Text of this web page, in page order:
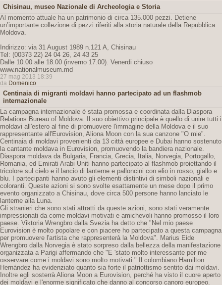
Chisinau, museo Nazionale di Archeologia e Storia
Al momento attuale ha un patrimonio di circa 135.000 pezzi. Detiene
un’importante collezione di pezzi riferiti alla storia naturale della Repubblica
Moldova.
Indirizzo: via 31 August 1989 n.121 A, Chisinau
Tel: (00373 22) 24 04 26, 24 43 25
Dalle 10.00 alle 18.00 (inverno 17.00). Venerdi chiuso
www.nationalmuseum.md
27 mag 2013 18:39
da Domenico
Centinaia di migranti moldavi hanno partecipato ad un flashmob
internazionale
La campagna internazionale è stata promossa e coordinata dalla Diaspora
Relations Bureau of Moldova. Il suo obiettivo principale è quello di unire tutti i
moldavi all'estero al fine di promuovere l'immagine della Moldova e il suo
rappresentante all'Eurovision, Aliona Moon con la sua canzone "O mie".
Centinaia di moldavi provenienti da 13 città europee e Dubai hanno sostenuto
la cantante moldava in Eurovision, promuovendo la bandiera nazionale.
Diaspora moldava da Bulgaria, Francia, Grecia, Italia, Norvegia, Portogallo,
Romania, ed Emirati Arabi Uniti hanno partecipato al flashmob proiettando il
tricolore sul cielo e il lancio di lanterne e palloncini con elio in rosso, giallo e
blu. I partecipanti hanno avuto gli elementi distintivi di simboli nazionali e
coloranti. Queste azioni si sono svolte esattamente un mese dopo il primo
evento organizzato a Chisinau, dove circa 500 persone hanno lanciato le
lanterne alla Luna.
Gli stranieri che sono stati attratti da queste azioni, sono stati veramente
impressionati da come moldavi motivati ​​e amichevoli hanno promosso il loro
paese. Viktoria Wrengbro dalla Svezia ha detto che "Nel mio paese
Eurovision è molto popolare e con piacere ho partecipato a questa campagna
per promuovere l'artista che rappresenterà la Moldova". Marius Eide
Wrengbro dalla Norvegia è stato sorpreso dalla bellezza della manifestazione
organizzata a Parigi affermando che "E 'stato molto interessante per me
osservare come i moldavi sono molto motivati." Il colombiano Hamilton
Hernández ha evidenziato quanto sia forte il patriottismo sentito dai moldavi.
Inoltre egli sosterrà Aliona Moon a Eurovision, perché ha visto il cuore aperto
dei moldavi e l'enorme significato che danno al concorso canoro europeo.